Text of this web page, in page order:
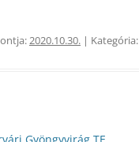
2020.10.30. | Kategória: